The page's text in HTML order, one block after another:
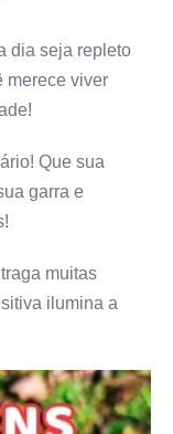
dia seja repleto
merece viver
Que sua
garra e
muitas
ilumina a